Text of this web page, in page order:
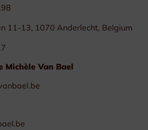
11-13, 1070 Anderlecht, Belgium
Michèle Van Bael